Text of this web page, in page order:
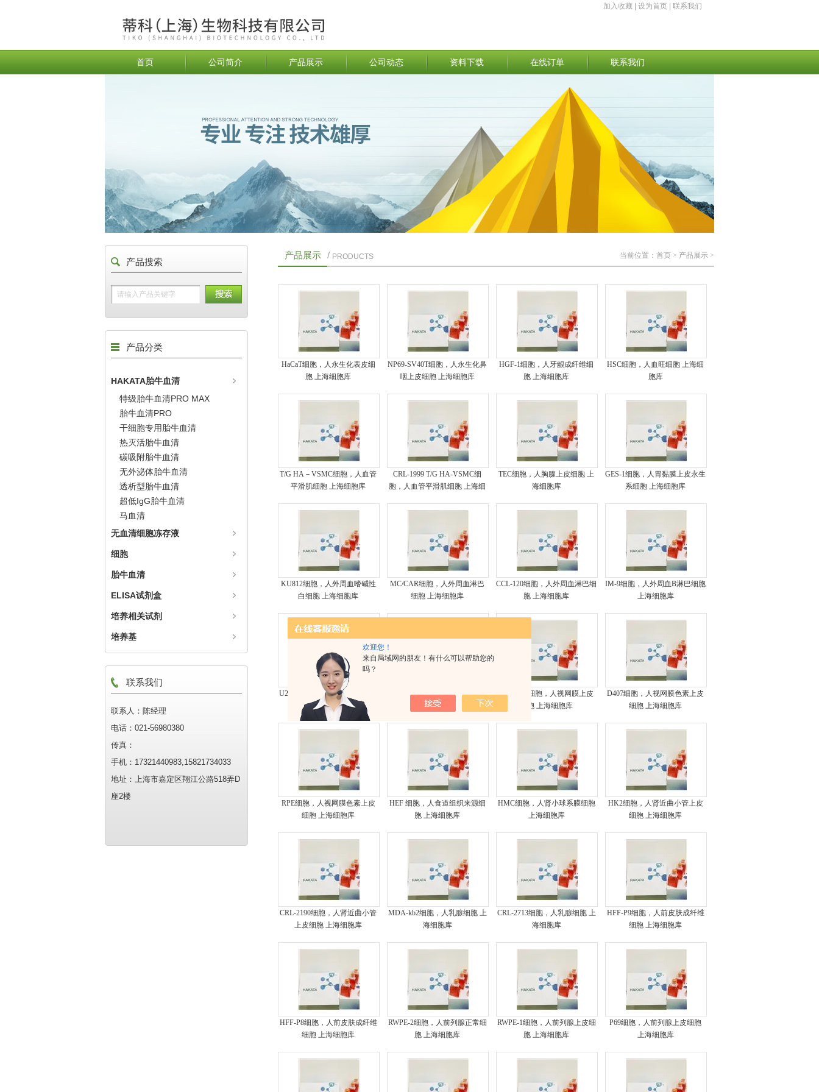
欢迎您！
来自局域网的朋友！有什么可以帮助您的
吗？
加入收藏 设为首页 联系我们
首页 公司简介 产品展示 公司动态 资料下载 在线订单 联系我们
产品搜索
产品分类
HAKATA胎牛血清
特级胎牛血清PRO MAX
胎牛血清PRO
干细胞专用胎牛血清
热灭活胎牛血清
碳吸附胎牛血清
无外泌体胎牛血清
透析型胎牛血清
超低IgG胎牛血清
马血清
无血清细胞冻存液
细胞
胎牛血清
ELISA试剂盒
培养相关试剂
培养基
联系我们
联系人：陈经理
电话：021-56980380
传真：
手机：17321440983,15821734033
地址：上海市嘉定区翔江公路518弄D
座2楼
产品展示 / PRODUCTS 当前位置： 首页 > 产品展示 >
HaCaT细胞，人永生化表皮细
胞 上海细胞库
NP69-SV40T细胞，人永生化鼻
咽上皮细胞 上海细胞库
HGF-1细胞，人牙龈成纤维细
胞 上海细胞库
HSC细胞，人血旺细胞 上海细
胞库
T/G HA－VSMC细胞，人血管
平滑肌细胞 上海细胞库
CRL-1999 T/G HA-VSMC细
胞，人血管平滑肌细胞 上海细
TEC细胞，人胸腺上皮细胞 上
海细胞库
GES-1细胞，人胃黏膜上皮永生
系细胞 上海细胞库
KU812细胞，人外周血嗜碱性
白细胞 上海细胞库
MC/CAR细胞，人外周血淋巴
细胞 上海细胞库
CCL-120细胞，人外周血淋巴细
胞 上海细胞库
IM-9细胞，人外周血B淋巴细胞
上海细胞库
U266细胞，人外周淋巴细胞 上
海细胞库
HFT-8810细胞，人胎儿胸腺株
细胞 上海细胞库
ARPE-19细胞，人视网膜上皮
细胞 上海细胞库
D407细胞，人视网膜色素上皮
细胞 上海细胞库
RPE细胞，人视网膜色素上皮
细胞 上海细胞库
HEF 细胞，人食道组织来源细
胞 上海细胞库
HMC细胞，人肾小球系膜细胞
上海细胞库
HK2细胞，人肾近曲小管上皮
细胞 上海细胞库
CRL-2190细胞，人肾近曲小管
上皮细胞 上海细胞库
MDA-kb2细胞，人乳腺细胞 上
海细胞库
CRL-2713细胞，人乳腺细胞 上
海细胞库
HFF-P9细胞，人前皮肤成纤维
细胞 上海细胞库
HFF-P8细胞，人前皮肤成纤维
细胞 上海细胞库
RWPE-2细胞，人前列腺正常细
胞 上海细胞库
RWPE-1细胞，人前列腺上皮细
胞 上海细胞库
P69细胞，人前列腺上皮细胞
上海细胞库